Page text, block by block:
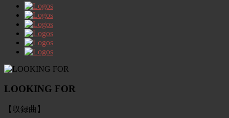
LOOKING FOR
【収録曲】